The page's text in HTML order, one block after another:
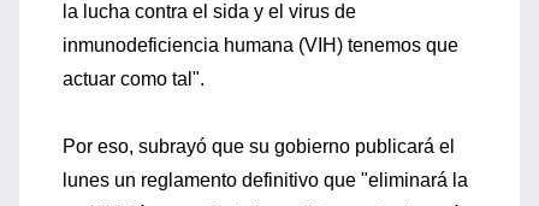
la lucha contra el sida y el virus de
inmunodeficiencia humana (VIH) tenemos que
actuar como tal".
Por eso, subrayó que su gobierno publicará el
lunes un reglamento definitivo que "eliminará la